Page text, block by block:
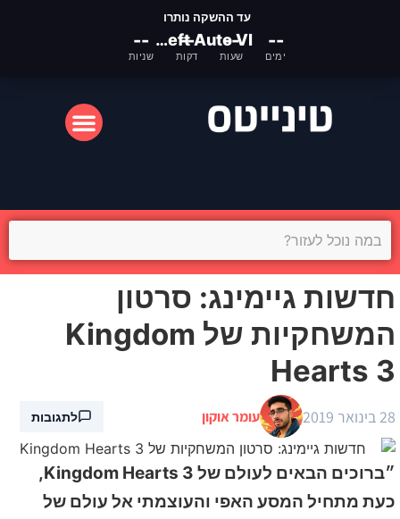
עד ההשקה נותרו
Grand Theft Auto VI --
ימים
--
שעות
--
דקות
--
שניות
חדשות גיימינג: סרטון
המשחקיות של Kingdom
Hearts 3
28 בינואר 2019 עומר אוקון לתגובות
״ברוכים הבאים לעולם של Kingdom Hearts 3,
כעת מתחיל המסע האפי והעוצמתי אל עולם של